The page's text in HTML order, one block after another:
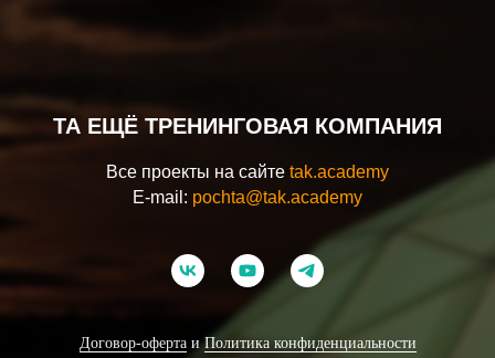
ТА ЕЩЁ ТРЕНИНГОВАЯ КОМПАНИЯ
Все проекты на сайте tak.academy
E-mail: pochta@tak.academy
Договор-офертаиПолитика конфиденциальности